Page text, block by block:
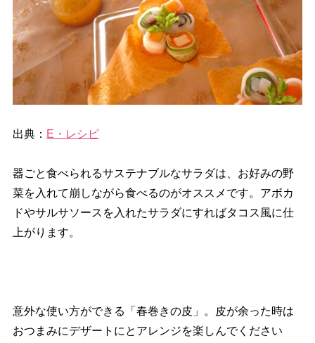
出典： E・レシピ
器ごと食べられるサステナブルなサラダは、お好みの野
菜を入れて崩しながら食べるのがオススメです。アボカ
ドやサルサソースを入れたサラダにすればタコス風に仕
上がります。
意外な使い方ができる「春巻きの皮」。皮が余った時は
おつまみにデザートにとアレンジを楽しんでください